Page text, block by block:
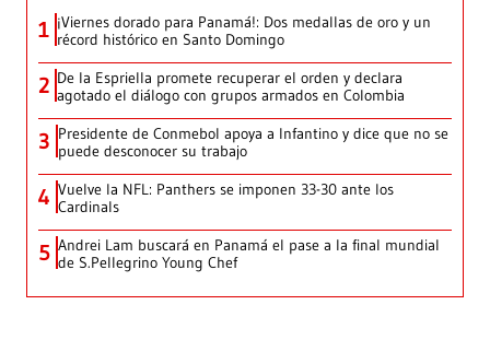
1 ¡Viernes dorado para Panamá!: Dos medallas de oro y un
récord histórico en Santo Domingo
2 De la Espriella promete recuperar el orden y declara
agotado el diálogo con grupos armados en Colombia
3 Presidente de Conmebol apoya a Infantino y dice que no se
puede desconocer su trabajo
4 Vuelve la NFL: Panthers se imponen 33-30 ante los
Cardinals
5 Andrei Lam buscará en Panamá el pase a la final mundial
de S.Pellegrino Young Chef